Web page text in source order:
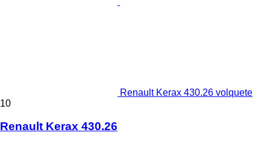
Renault Kerax 430.26 volquete
10
Renault Kerax 430.26